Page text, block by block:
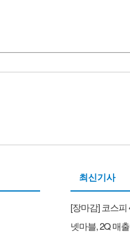
최신기사
[장마감] 코스피
넷마블, 2Q 매